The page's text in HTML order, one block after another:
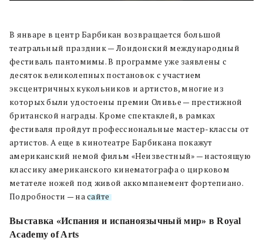
В январе в центр Барбикан возвращается большой
театральный праздник — Лондонский международный
фестиваль пантомимы. В программе уже заявлены с
десяток великолепных постановок с участием
эксцентричных кукольников и артистов, многие из
которых были удостоены премии Оливье — престижной
британской награды. Кроме спектаклей, в рамках
фестиваля пройдут профессиональные мастер-классы от
артистов. А еще в кинотеатре Барбикана покажут
американский немой фильм «Неизвестный» — настоящую
классику американского кинематографа о цирковом
метателе ножей под живой аккомпанемент фортепиано.
Подробности — насайте.
Выставка «Испания и испаноязычный мир» в Royal
Academy of Arts